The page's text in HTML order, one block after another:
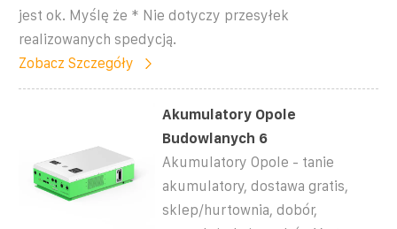
jest ok. Myślę że * Nie dotyczy przesyłek
realizowanych spedycją.
Zobacz Szczegóły
Akumulatory Opole
Budowlanych 6
Akumulatory Opole - tanie
akumulatory, dostawa gratis,
sklep/hurtownia, dobór,